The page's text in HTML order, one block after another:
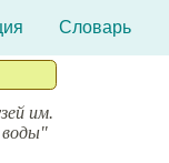
Словарь
им.
воды"